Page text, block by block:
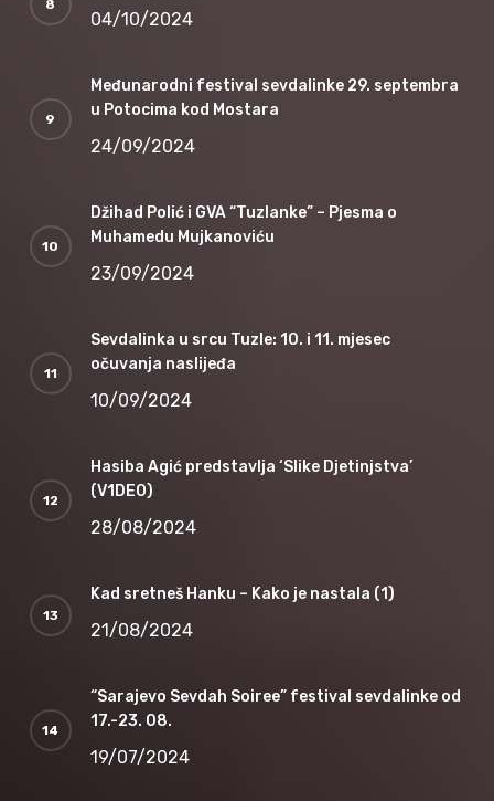
04/10/2024
Međunarodni festival sevdalinke 29. septembra
u Potocima kod Mostara
24/09/2024
Džihad Polić i GVA “Tuzlanke” – Pjesma o
Muhamedu Mujkanoviću
23/09/2024
Sevdalinka u srcu Tuzle: 10. i 11. mjesec
očuvanja naslijeđa
10/09/2024
Hasiba Agić predstavlja ‘Slike Djetinjstva’
(V1DEO)
28/08/2024
Kad sretneš Hanku – Kako je nastala (1)
21/08/2024
“Sarajevo Sevdah Soiree” festival sevdalinke od
17.-23. 08.
19/07/2024